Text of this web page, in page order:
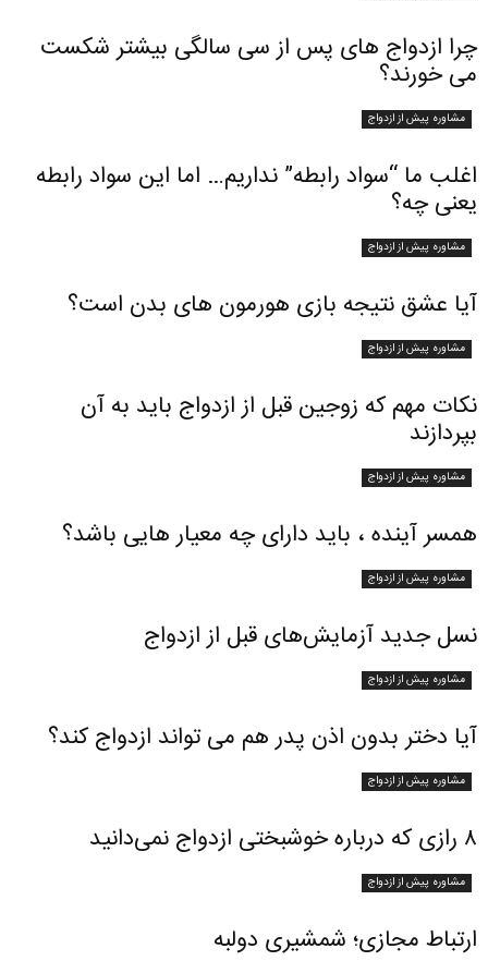
چرا ازدواج های پس از سی سالگی بیشتر شکست
می خورند؟
مشاوره پیش از ازدواج
اﻏﻠﺐ ﻣﺎ “ﺳﻮﺍﺩ ﺭﺍﺑﻄﻪ” ﻧﺪﺍﺭﯾﻢ… ﺍﻣﺎ ﺍﯾﻦ ﺳﻮﺍﺩ ﺭﺍﺑﻄﻪ
ﯾﻌﻨﯽ ﭼﻪ؟
مشاوره پیش از ازدواج
آیا عشق نتیجه بازی هورمون های بدن است؟
مشاوره پیش از ازدواج
نکات مهم که زوجین قبل از ازدواج باید به آن
بپردازند
مشاوره پیش از ازدواج
همسر آینده ، باید دارای چه معیار هایی باشد؟
مشاوره پیش از ازدواج
نسل جدید آزمایش‌های قبل از ازدواج
مشاوره پیش از ازدواج
آیا دختر بدون اذن پدر هم می تواند ازدواج کند؟
مشاوره پیش از ازدواج
۸ رازی که درباره خوشبختی ازدواج نمی‌دانید
مشاوره پیش از ازدواج
ارتباط مجازی؛ شمشیری دولبه